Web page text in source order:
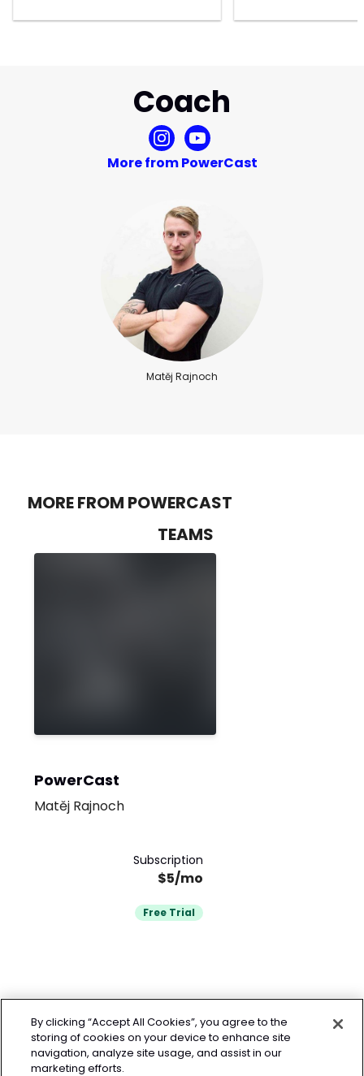
Coach
More from PowerCast
Matěj Rajnoch
MORE FROM POWERCAST
TEAMS
PowerCast
Matěj Rajnoch
Subscription
$5/mo
Free Trial
By clicking “Accept All Cookies”, you agree to the
storing of cookies on your device to enhance site
navigation, analyze site usage, and assist in our
marketing efforts.